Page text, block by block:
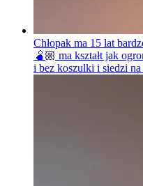
Chłopak ma 15 lat
🫄🏼 ma kształt jak
i bez koszulki i siedzi